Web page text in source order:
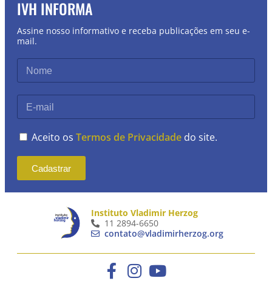
IVH INFORMA
Assine nosso informativo e receba publicações em seu e-
mail.
Aceito os Termos de Privacidade do site.
Cadastrar
Instituto Vladimir Herzog
11 2894-6650
contato@vladimirherzog.org